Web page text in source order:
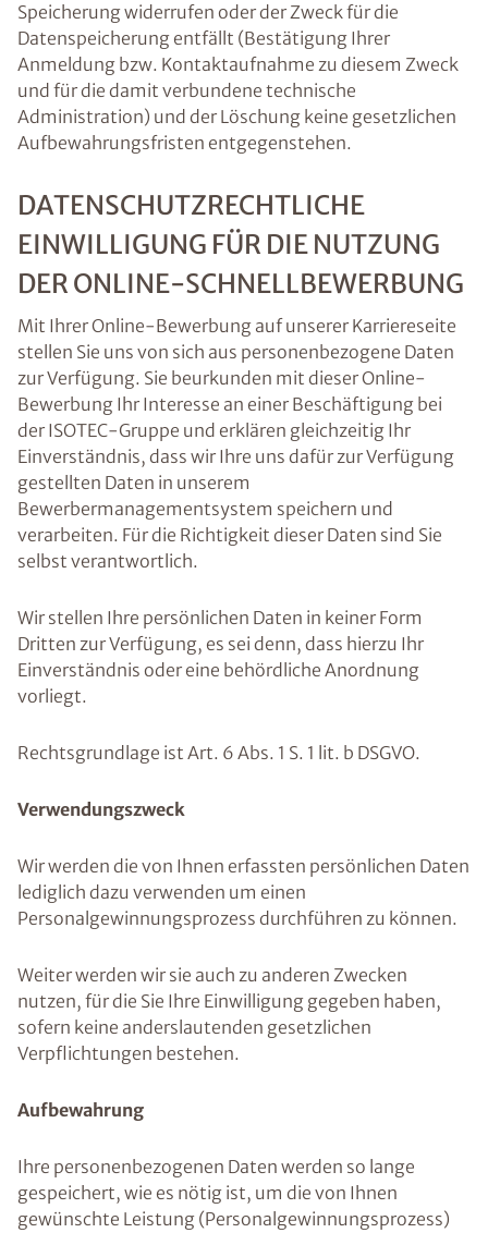
Speicherung widerrufen oder der Zweck für die
Datenspeicherung entfällt (Bestätigung Ihrer
Anmeldung bzw. Kontaktaufnahme zu diesem Zweck
und für die damit verbundene technische
Administration) und der Löschung keine gesetzlichen
Aufbewahrungsfristen entgegenstehen.
DATENSCHUTZRECHTLICHE
EINWILLIGUNG FÜR DIE NUTZUNG
DER ONLINE-SCHNELLBEWERBUNG
Mit Ihrer Online-Bewerbung auf unserer Karriereseite
stellen Sie uns von sich aus personenbezogene Daten
zur Verfügung. Sie beurkunden mit dieser Online-
Bewerbung Ihr Interesse an einer Beschäftigung bei
der ISOTEC-Gruppe und erklären gleichzeitig Ihr
Einverständnis, dass wir Ihre uns dafür zur Verfügung
gestellten Daten in unserem
Bewerbermanagementsystem speichern und
verarbeiten. Für die Richtigkeit dieser Daten sind Sie
selbst verantwortlich.
Wir stellen Ihre persönlichen Daten in keiner Form
Dritten zur Verfügung, es sei denn, dass hierzu Ihr
Einverständnis oder eine behördliche Anordnung
vorliegt.
Rechtsgrundlage ist Art. 6 Abs. 1 S. 1 lit. b DSGVO.
Verwendungszweck
Wir werden die von Ihnen erfassten persönlichen Daten
lediglich dazu verwenden um einen
Personalgewinnungsprozess durchführen zu können.
Weiter werden wir sie auch zu anderen Zwecken
nutzen, für die Sie Ihre Einwilligung gegeben haben,
sofern keine anderslautenden gesetzlichen
Verpflichtungen bestehen.
Aufbewahrung
Ihre personenbezogenen Daten werden so lange
gespeichert, wie es nötig ist, um die von Ihnen
gewünschte Leistung (Personalgewinnungsprozess)